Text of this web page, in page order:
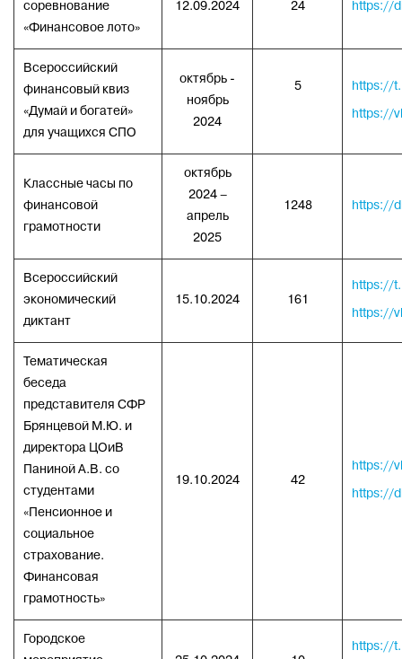
соревнование
«Финансовое лото»
12.09.2024 24 https://
Всероссийский
финансовый квиз
«Думай и богатей»
для учащихся СПО
октябрь -
ноябрь
2024
5 https://
https://
Классные часы по
финансовой
грамотности
октябрь
2024 –
апрель
2025
1248 https://
Всероссийский
экономический
диктант
15.10.2024 161
https://
https://
Тематическая
беседа
представителя СФР
Брянцевой М.Ю. и
директора ЦОиВ
Паниной А.В. со
студентами
«Пенсионное и
социальное
страхование.
Финансовая
грамотность»
19.10.2024 42
https://
https://
Городское
https://